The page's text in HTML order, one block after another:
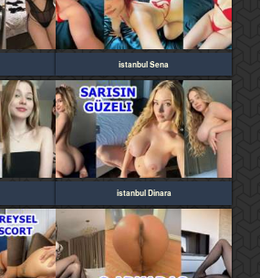
istanbul Sena
istanbul Dinara